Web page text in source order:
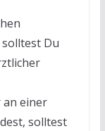
Du
an einer
solltest